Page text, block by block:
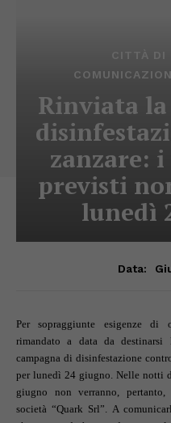
CITTÀ DI
Rinviata
zanzare:
previsti
lunedì
Data:
Per sopraggiunte esigenze di
rimandato a data da
campagna di disinfestazione
per lunedì 24 giugno. Nelle notti
giugno non verranno,
società “Quark Srl”. A